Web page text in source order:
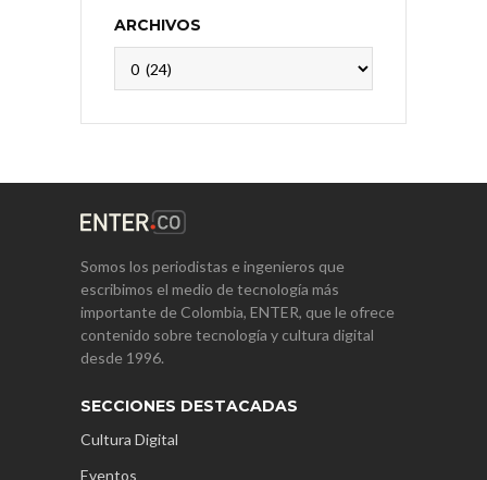
ARCHIVOS
Somos los periodistas e ingenieros que
escribimos el medio de tecnología más
importante de Colombia, ENTER, que le ofrece
contenido sobre tecnología y cultura digital
desde 1996.
SECCIONES DESTACADAS
Cultura Digital
Eventos